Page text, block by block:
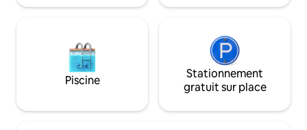
expériences haut de gamme et
Piscine
Stationnement
gratuit sur place